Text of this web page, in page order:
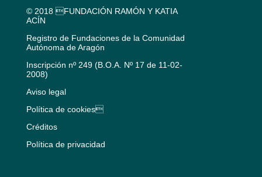
© 2018 FUNDACIÓN RAMÓN Y KATIA
ACÍN
Registro de Fundaciones de la Comunidad
Autónoma de Aragón
Inscripción nº 249 (B.O.A. Nº 17 de 11-02-
2008)
Aviso legal
Política de cookies
Créditos
Política de privacidad